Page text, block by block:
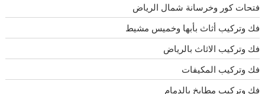
فتحات كور وخرسانة شمال الرياض
فك وتركيب أثاث بأبها وخميس مشيط
فك وتركيب الاثاث بالرياض
فك وتركيب المكيفات
فك وتركيب مطابخ بالدمام